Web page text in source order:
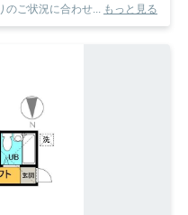
のご状況に合わせ... もっと見る